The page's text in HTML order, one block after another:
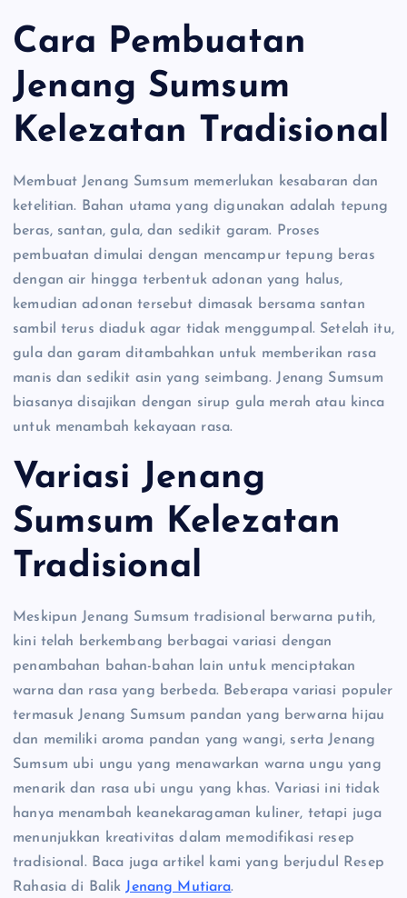
Cara Pembuatan
Jenang Sumsum
Kelezatan Tradisional
Membuat Jenang Sumsum memerlukan kesabaran dan
ketelitian. Bahan utama yang digunakan adalah tepung
beras, santan, gula, dan sedikit garam. Proses
pembuatan dimulai dengan mencampur tepung beras
dengan air hingga terbentuk adonan yang halus,
kemudian adonan tersebut dimasak bersama santan
sambil terus diaduk agar tidak menggumpal. Setelah itu,
gula dan garam ditambahkan untuk memberikan rasa
manis dan sedikit asin yang seimbang. Jenang Sumsum
biasanya disajikan dengan sirup gula merah atau kinca
untuk menambah kekayaan rasa.
Variasi Jenang
Sumsum Kelezatan
Tradisional
Meskipun Jenang Sumsum tradisional berwarna putih,
kini telah berkembang berbagai variasi dengan
penambahan bahan-bahan lain untuk menciptakan
warna dan rasa yang berbeda. Beberapa variasi populer
termasuk Jenang Sumsum pandan yang berwarna hijau
dan memiliki aroma pandan yang wangi, serta Jenang
Sumsum ubi ungu yang menawarkan warna ungu yang
menarik dan rasa ubi ungu yang khas. Variasi ini tidak
hanya menambah keanekaragaman kuliner, tetapi juga
menunjukkan kreativitas dalam memodifikasi resep
tradisional. Baca juga artikel kami yang berjudul Resep
Rahasia di BalikJenang Mutiara.